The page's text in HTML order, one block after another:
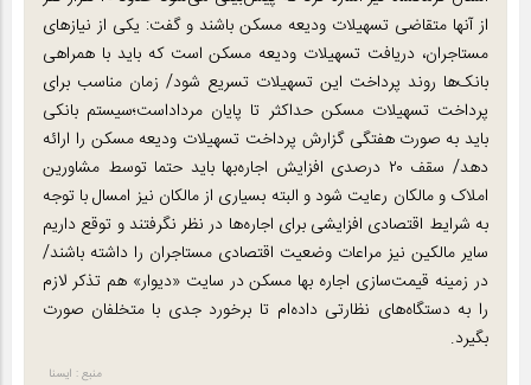
از آنها متقاضی تسهیلات ودیعه مسکن باشند و گفت: یکی از نیازهای
مستاجران، دریافت تسهیلات ودیعه مسکن است که باید با همراهی
بانک‌ها روند پرداخت این تسهیلات تسریع شود/ زمان مناسب برای
پرداخت تسهیلات مسکن حداکثر تا پایان مرداداست؛سیستم بانکی
باید به صورت هفتگی گزارش پرداخت تسهیلات ودیعه مسکن را ارائه
دهد/ سقف ۲۰ درصدی افزایش اجاره‌بها باید حتما توسط مشاورین
املاک و مالکان رعایت شود و البته بسیاری از مالکان نیز امسال با توجه
به شرایط اقتصادی افزایشی برای اجاره‌ها در نظر نگرفتند و توقع داریم
سایر مالکین نیز مراعات وضعیت اقتصادی مستاجران را داشته باشند/
در زمینه قیمت‌سازی اجاره بها مسکن در سایت «دیوار» هم تذکر لازم
را به دستگاه‌های نظارتی داده‌ام تا برخورد جدی با متخلفان صورت
بگیرد.
منبع : ایسنا